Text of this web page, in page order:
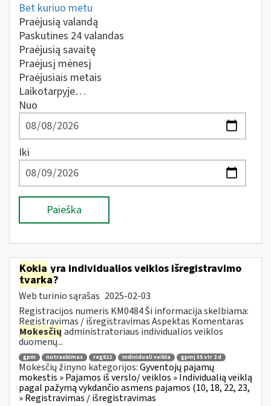
Bet kuriuo metu
Praėjusią valandą
Paskutines 24 valandas
Praėjusią savaitę
Praėjusį mėnesį
Praėjusiais metais
Laikotarpyje…
Nuo
Iki
Paieška
Kokia yra individualios veiklos išregistravimo
tvarka?
Web turinio sąrašas 2025-02-03
Registracijos numeris KM0484 Ši informacija skelbiama:
Registravimas / išregistravimas Aspektas Komentaras
Mokesčių administratoriaus individualios veiklos
duomenų...
gpm nutraukimas reg812 individuali veikla gpmį 35 str 2 d
Mokesčių žinyno kategorijos:Gyventojų pajamų
mokestis » Pajamos iš verslo/ veiklos » Individualią veiklą
pagal pažymą vykdančio asmens pajamos (10, 18, 22, 23,
» Registravimas / išregistravimas